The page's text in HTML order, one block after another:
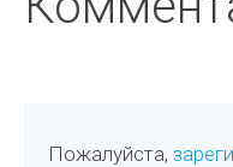
Пожалуйста,